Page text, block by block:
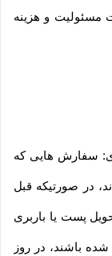
مسئولیت و هزینه
سفارش هایی که
در صورتیکه قبل
تحویل پست یا باربری
باشند، در روز